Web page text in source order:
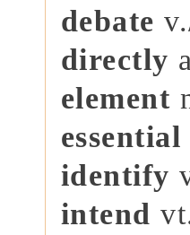
debate
directly
element
essential
identify
intend